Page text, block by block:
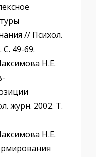
// Психол.
49-69.
Н.Е.
журн. 2002. Т.
Н.Е.